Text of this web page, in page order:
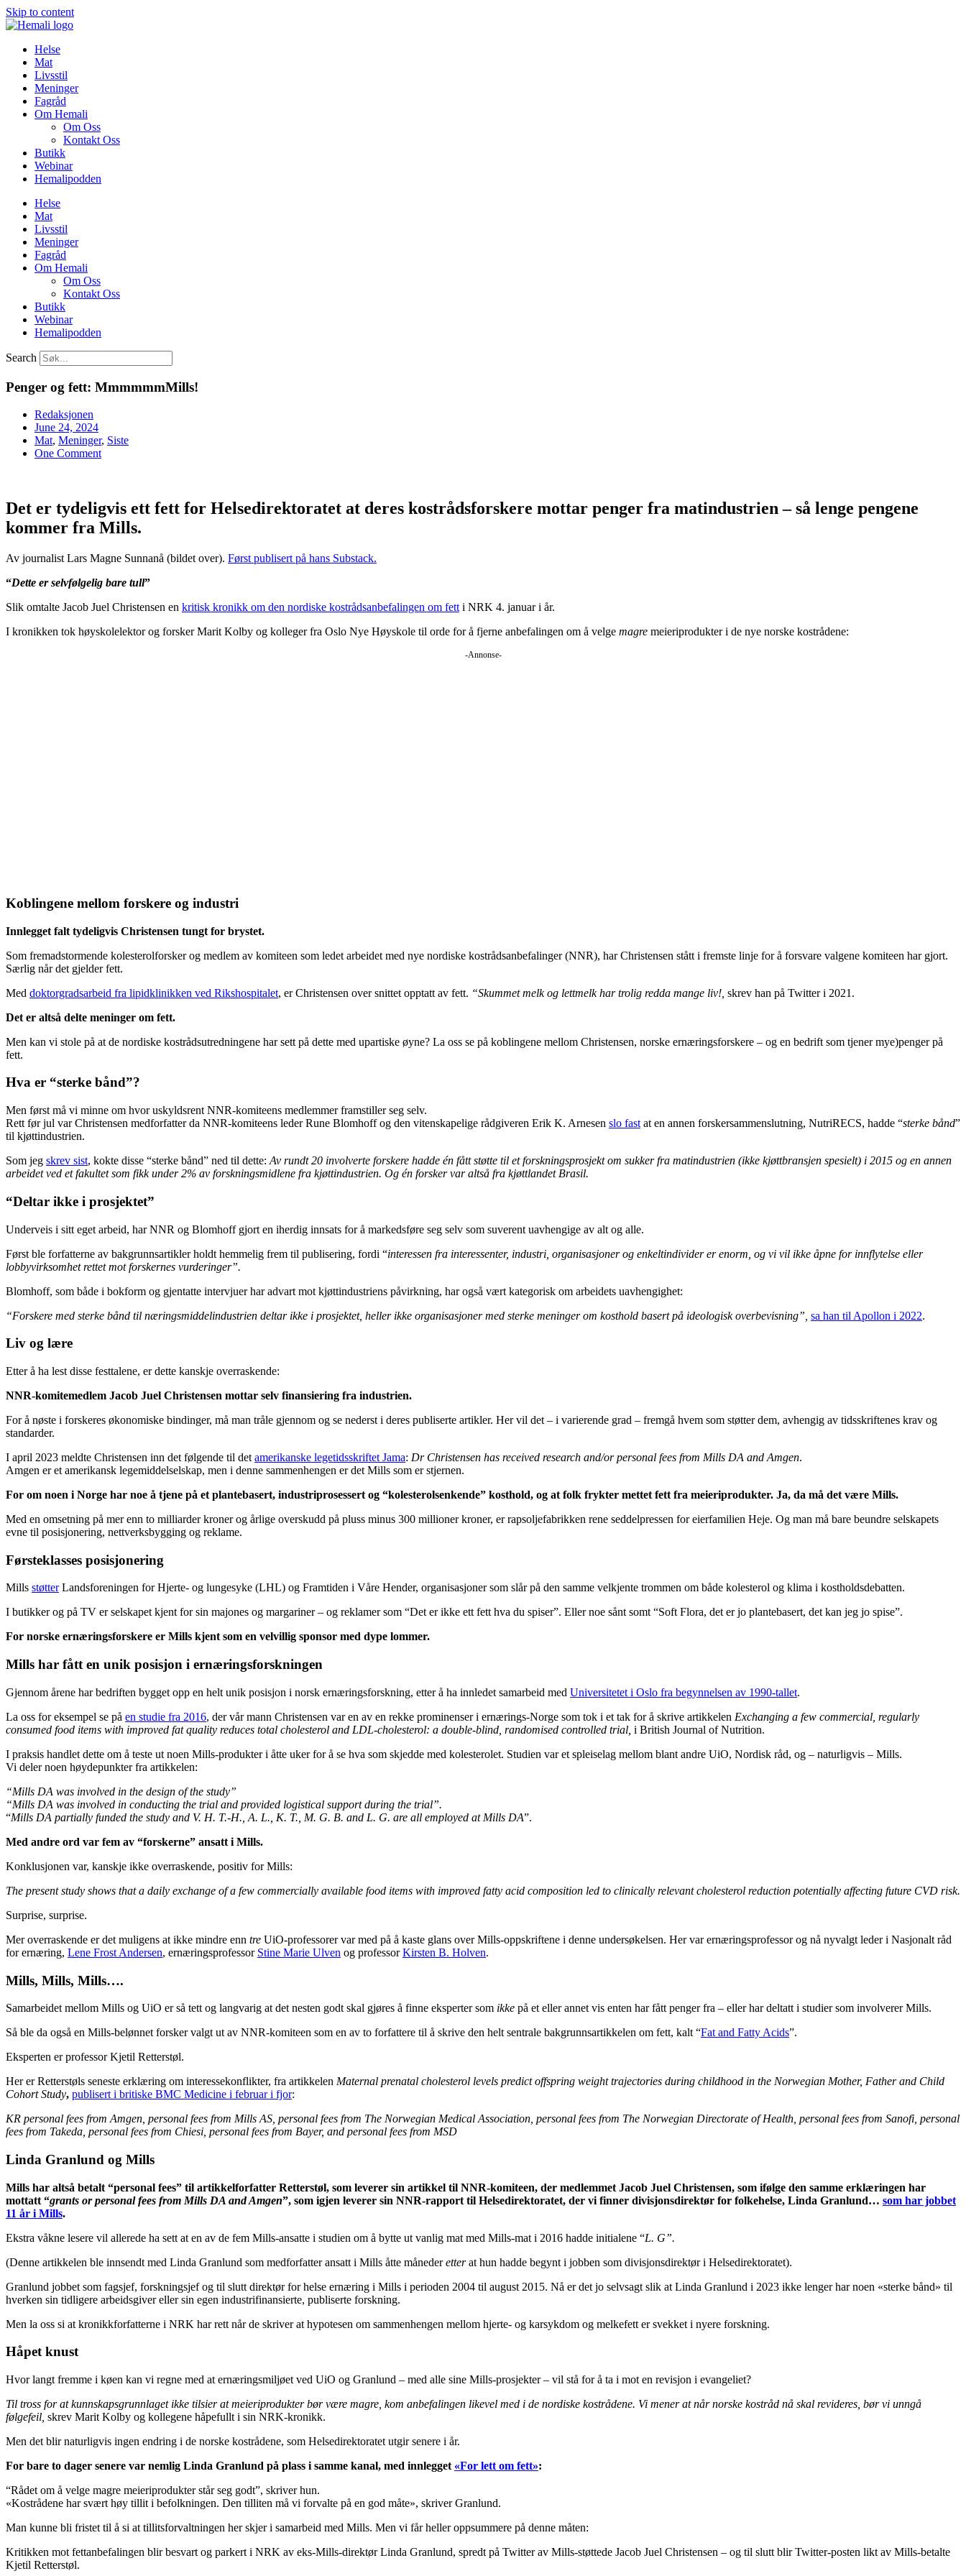
Skip to content
Helse
Mat
Livsstil
Meninger
Fagråd
Om Hemali
Om Oss
Kontakt Oss
Butikk
Webinar
Hemalipodden
Helse
Mat
Livsstil
Meninger
Fagråd
Om Hemali
Om Oss
Kontakt Oss
Butikk
Webinar
Hemalipodden
Search
Penger og fett: MmmmmmMills!
Redaksjonen
June 24, 2024
Mat, Meninger, Siste
One Comment
Det er tydeligvis ett fett for Helsedirektoratet at deres kostrådsforskere mottar penger fra matindustrien – så lenge pengene
kommer fra Mills.
Av journalist Lars Magne Sunnanå (bildet over). Først publisert på hans Substack.
“Dette er selvfølgelig bare tull”
Slik omtalte Jacob Juel Christensen en kritisk kronikk om den nordiske kostrådsanbefalingen om fett i NRK 4. januar i år.
I kronikken tok høyskolelektor og forsker Marit Kolby og kolleger fra Oslo Nye Høyskole til orde for å fjerne anbefalingen om å velge magre meieriprodukter i de nye norske kostrådene:
-Annonse-
Koblingene mellom forskere og industri
Innlegget falt tydeligvis Christensen tungt for brystet.
Som fremadstormende kolesterolforsker og medlem av komiteen som ledet arbeidet med nye nordiske kostrådsanbefalinger (NNR), har Christensen stått i fremste linje for å forsvare valgene komiteen har gjort.
Særlig når det gjelder fett.
Med doktorgradsarbeid fra lipidklinikken ved Rikshospitalet, er Christensen over snittet opptatt av fett. “Skummet melk og lettmelk har trolig redda mange liv!, skrev han på Twitter i 2021.
Det er altså delte meninger om fett.
Men kan vi stole på at de nordiske kostrådsutredningene har sett på dette med upartiske øyne? La oss se på koblingene mellom Christensen, norske ernæringsforskere – og en bedrift som tjener mye)penger på
fett.
Hva er “sterke bånd”?
Men først må vi minne om hvor uskyldsrent NNR-komiteens medlemmer framstiller seg selv.
Rett før jul var Christensen medforfatter da NNR-komiteens leder Rune Blomhoff og den vitenskapelige rådgiveren Erik K. Arnesen slo fast at en annen forskersammenslutning, NutriRECS, hadde “sterke bånd”
til kjøttindustrien.
Som jeg skrev sist, kokte disse “sterke bånd” ned til dette: Av rundt 20 involverte forskere hadde én fått støtte til et forskningsprosjekt om sukker fra matindustrien (ikke kjøttbransjen spesielt) i 2015 og en annen
arbeidet ved et fakultet som fikk under 2% av forskningsmidlene fra kjøttindustrien. Og én forsker var altså fra kjøttlandet Brasil.
“Deltar ikke i prosjektet”
Underveis i sitt eget arbeid, har NNR og Blomhoff gjort en iherdig innsats for å markedsføre seg selv som suverent uavhengige av alt og alle.
Først ble forfatterne av bakgrunnsartikler holdt hemmelig frem til publisering, fordi “interessen fra interessenter, industri, organisasjoner og enkeltindivider er enorm, og vi vil ikke åpne for innflytelse eller
lobbyvirksomhet rettet mot forskernes vurderinger”.
Blomhoff, som både i bokform og gjentatte intervjuer har advart mot kjøttindustriens påvirkning, har også vært kategorisk om arbeidets uavhengighet:
“Forskere med sterke bånd til næringsmiddelindustrien deltar ikke i prosjektet, heller ikke organisasjoner med sterke meninger om kosthold basert på ideologisk overbevisning”, sa han til Apollon i 2022.
Liv og lære
Etter å ha lest disse festtalene, er dette kanskje overraskende:
NNR-komitemedlem Jacob Juel Christensen mottar selv finansiering fra industrien.
For å nøste i forskeres økonomiske bindinger, må man tråle gjennom og se nederst i deres publiserte artikler. Her vil det – i varierende grad – fremgå hvem som støtter dem, avhengig av tidsskriftenes krav og
standarder.
I april 2023 meldte Christensen inn det følgende til det amerikanske legetidsskriftet Jama: Dr Christensen has received research and/or personal fees from Mills DA and Amgen.
Amgen er et amerikansk legemiddelselskap, men i denne sammenhengen er det Mills som er stjernen.
For om noen i Norge har noe å tjene på et plantebasert, industriprosessert og “kolesterolsenkende” kosthold, og at folk frykter mettet fett fra meieriprodukter. Ja, da må det være Mills.
Med en omsetning på mer enn to milliarder kroner og årlige overskudd på pluss minus 300 millioner kroner, er rapsoljefabrikken rene seddelpressen for eierfamilien Heje. Og man må bare beundre selskapets
evne til posisjonering, nettverksbygging og reklame.
Førsteklasses posisjonering
Mills støtterLandsforeningen for Hjerte- og lungesyke (LHL) og Framtiden i Våre Hender, organisasjoner som slår på den samme velkjente trommen om både kolesterol og klima i kostholdsdebatten.
I butikker og på TV er selskapet kjent for sin majones og margariner – og reklamer som “Det er ikke ett fett hva du spiser”. Eller noe sånt somt “Soft Flora, det er jo plantebasert, det kan jeg jo spise”.
For norske ernæringsforskere er Mills kjent som en velvillig sponsor med dype lommer.
Mills har fått en unik posisjon i ernæringsforskningen
Gjennom årene har bedriften bygget opp en helt unik posisjon i norsk ernæringsforskning, etter å ha innledet samarbeid med Universitetet i Oslo fra begynnelsen av 1990-tallet.
La oss for eksempel se på en studie fra 2016, der vår mann Christensen var en av en rekke prominenser i ernærings-Norge som tok i et tak for å skrive artikkelen Exchanging a few commercial, regularly
consumed food items with improved fat quality reduces total cholesterol and LDL-cholesterol: a double-blind, randomised controlled trial, i British Journal of Nutrition.
I praksis handlet dette om å teste ut noen Mills-produkter i åtte uker for å se hva som skjedde med kolesterolet. Studien var et spleiselag mellom blant andre UiO, Nordisk råd, og – naturligvis – Mills.
Vi deler noen høydepunkter fra artikkelen:
“Mills DA was involved in the design of the study”
“Mills DA was involved in conducting the trial and provided logistical support during the trial”.
“Mills DA partially funded the study and V. H. T.-H., A. L., K. T., M. G. B. and L. G. are all employed at Mills DA”.
Med andre ord var fem av “forskerne” ansatt i Mills.
Konklusjonen var, kanskje ikke overraskende, positiv for Mills:
The present study shows that a daily exchange of a few commercially available food items with improved fatty acid composition led to clinically relevant cholesterol reduction potentially affecting future CVD risk.
Surprise, surprise.
Mer overraskende er det muligens at ikke mindre enn tre UiO-professorer var med på å kaste glans over Mills-oppskriftene i denne undersøkelsen. Her var ernæringsprofessor og nå nyvalgt leder i Nasjonalt råd
for ernæring, Lene Frost Andersen, ernæringsprofessor Stine Marie Ulven og professorKirsten B. Holven.
Mills, Mills, Mills….
Samarbeidet mellom Mills og UiO er så tett og langvarig at det nesten godt skal gjøres å finne eksperter som ikke på et eller annet vis enten har fått penger fra – eller har deltatt i studier som involverer Mills.
Så ble da også en Mills-belønnet forsker valgt ut av NNR-komiteen som en av to forfattere til å skrive den helt sentrale bakgrunnsartikkelen om fett, kalt “Fat and Fatty Acids”.
Eksperten er professor Kjetil Retterstøl.
Her er Retterstøls seneste erklæring om interessekonflikter, fra artikkelen Maternal prenatal cholesterol levels predict offspring weight trajectories during childhood in the Norwegian Mother, Father and Child
Cohort Study, publisert i britiske BMC Medicine i februar i fjor:
KR personal fees from Amgen, personal fees from Mills AS, personal fees from The Norwegian Medical Association, personal fees from The Norwegian Directorate of Health, personal fees from Sanofi, personal
fees from Takeda, personal fees from Chiesi, personal fees from Bayer, and personal fees from MSD
Linda Granlund og Mills
Mills har altså betalt “personal fees” til artikkelforfatter Retterstøl, som leverer sin artikkel til NNR-komiteen, der medlemmet Jacob Juel Christensen, som ifølge den samme erklæringen har
mottatt “grants or personal fees from Mills DA and Amgen”, som igjen leverer sin NNR-rapport til Helsedirektoratet, der vi finner divisjonsdirektør for folkehelse, Linda Granlund… som har jobbet
11 år i Mills.
Ekstra våkne lesere vil allerede ha sett at en av de fem Mills-ansatte i studien om å bytte ut vanlig mat med Mills-mat i 2016 hadde initialene “L. G”.
(Denne artikkelen ble innsendt med Linda Granlund som medforfatter ansatt i Mills åtte månederetterat hun hadde begynt i jobben som divisjonsdirektør i Helsedirektoratet).
Granlund jobbet som fagsjef, forskningsjef og til slutt direktør for helse ernæring i Mills i perioden 2004 til august 2015. Nå er det jo selvsagt slik at Linda Granlund i 2023 ikke lenger har noen «sterke bånd» til
hverken sin tidligere arbeidsgiver eller sin egen industrifinansierte, publiserte forskning.
Men la oss si at kronikkforfatterne i NRK har rett når de skriver at hypotesen om sammenhengen mellom hjerte- og karsykdom og melkefett er svekket i nyere forskning.
Håpet knust
Hvor langt fremme i køen kan vi regne med at ernæringsmiljøet ved UiO og Granlund – med alle sine Mills-prosjekter – vil stå for å ta i mot en revisjon i evangeliet?
Til tross for at kunnskapsgrunnlaget ikke tilsier at meieriprodukter bør være magre, kom anbefalingen likevel med i de nordiske kostrådene. Vi mener at når norske kostråd nå skal revideres, bør vi unngå
følgefeil, skrev Marit Kolby og kollegene håpefullt i sin NRK-kronikk.
Men det blir naturligvis ingen endring i de norske kostrådene, som Helsedirektoratet utgir senere i år.
For bare to dager senere var nemlig Linda Granlund på plass i samme kanal, med innlegget «For lett om fett»:
“Rådet om å velge magre meieriprodukter står seg godt”, skriver hun.
«Kostrådene har svært høy tillit i befolkningen. Den tilliten må vi forvalte på en god måte», skriver Granlund.
Man kunne bli fristet til å si at tillitsforvaltningen her skjer i samarbeid med Mills. Men vi får heller oppsummere på denne måten:
Kritikken mot fettanbefalingen blir besvart og parkert i NRK av eks-Mills-direktør Linda Granlund, spredt på Twitter av Mills-støttede Jacob Juel Christensen – og til slutt blir Twitter-posten likt av Mills-betalte
Kjetil Retterstøl.